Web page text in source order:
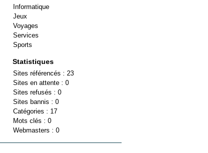
Informatique
Jeux
Voyages
Services
Sports
Statistiques
Sites référencés : 23
Sites en attente : 0
Sites refusés : 0
Sites bannis : 0
Catégories : 17
Mots clés : 0
Webmasters : 0